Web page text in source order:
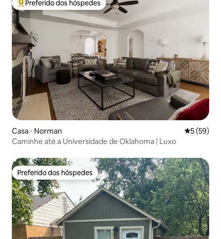
Entre os melhores preferidos dos hóspedes
Preferido dos hóspedes
Casa ⋅ Norman 5 de uma
5 (59)
Caminhe até a Universidade de Oklahoma | Luxo
Preferido dos hóspedes
Preferido dos hóspedes